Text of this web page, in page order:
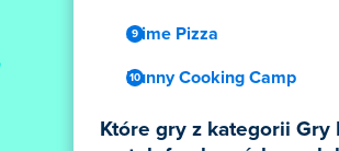
Slime Pizza
Funny Cooking Camp
Które gry z kategorii Gry